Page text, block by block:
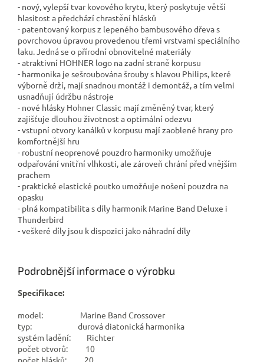
- nový, vylepší tvar kovového krytu, který poskytuje větší
hlasitost a předchází chrastění hlásků
- patentovaný korpus z lepeného bambusového dřeva s
povrchovou úpravou provedenou třemi vrstvami speciálního
laku. Jedná se o přírodní obnovitelné materiály
- atraktivní HOHNER logo na zadní straně korpusu
- harmonika je sešroubována šrouby s hlavou Philips, které
výborně drží, mají snadnou montáž i demontáž, a tím velmi
usnadňují údržbu nástroje
- nové hlásky Hohner Classic mají změněný tvar, který
zajišťuje dlouhou životnost a optimální odezvu
- vstupní otvory kanálků v korpusu mají zaoblené hrany pro
komfortnější hru
- robustní neoprenové pouzdro harmoniky umožňuje
odpařování vnitřní vlhkosti, ale zároveň chrání před vnějším
prachem
- praktické elastické poutko umožňuje nošení pouzdra na
opasku
- plná kompatibilita s díly harmonik Marine Band Deluxe i
Thunderbird
- veškeré díly jsou k dispozici jako náhradní díly
Podrobnější informace o výrobku
Specifikace:
model: Marine Band Crossover
typ: durová diatonická harmonika
systém ladění: Richter
počet otvorů: 10
počet hlásků: 20